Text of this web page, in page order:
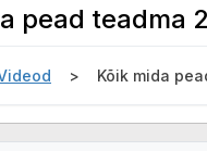
pead teadma
Kõik mida